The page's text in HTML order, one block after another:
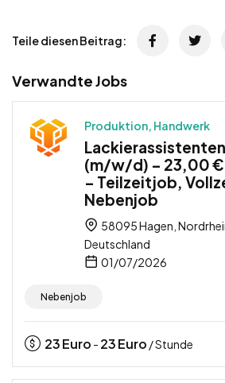
Teile diesen Beitrag:
Verwandte Jobs
Produktion, Handwerk
(m/w/d) – 23,00
– Teilzeitjob,
Nebenjob
58095 Hagen,
Deutschland
01/07/2026
Nebenjob
23Euro - 23Euro / Stunde